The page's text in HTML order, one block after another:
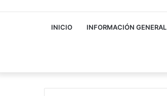
INICIO INFORMACIÓN GENERAL